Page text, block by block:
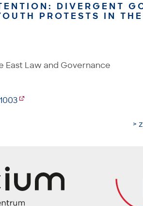
DIVERGENT
PROTESTS IN
East Law and Governance
>